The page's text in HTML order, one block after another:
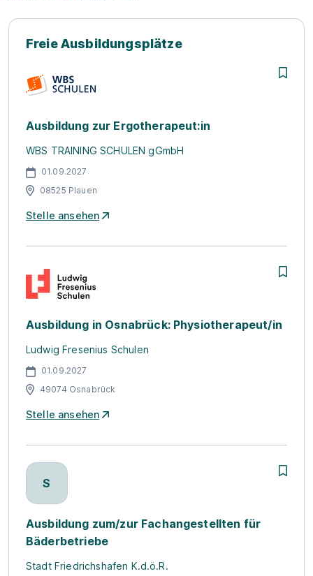
Freie Ausbildungsplätze
Ausbildung zur Ergotherapeut:in
WBS TRAINING SCHULEN gGmbH
01.09.2027
08525 Plauen
Stelle ansehen
Ausbildung in Osnabrück: Physiotherapeut/in
Ludwig Fresenius Schulen
01.09.2027
49074 Osnabrück
Stelle ansehen
S
Ausbildung zum/zur Fachangestellten für
Bäderbetriebe
Stadt Friedrichshafen K.d.ö.R.